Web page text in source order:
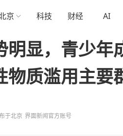
京 科技 财经 AI
明显，青少年
物质滥用主要
于北京 界面新闻官方账号